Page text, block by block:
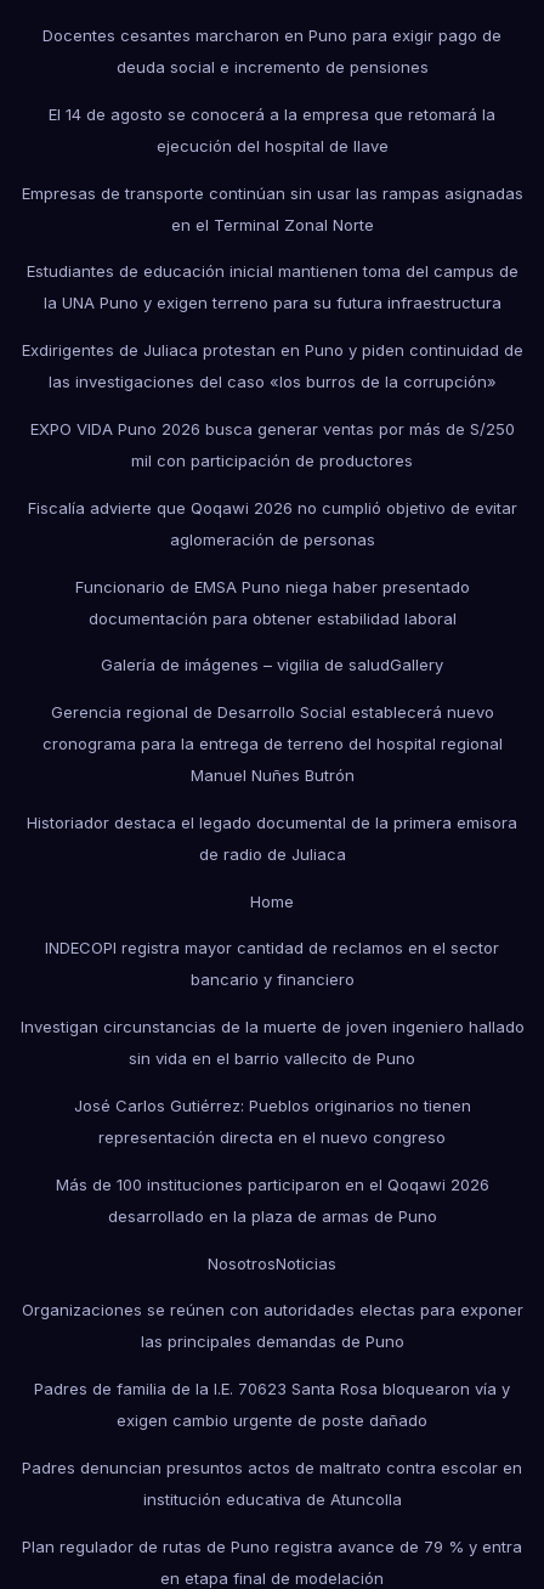
Docentes cesantes marcharon en Puno para exigir pago de
deuda social e incremento de pensiones
El 14 de agosto se conocerá a la empresa que retomará la
ejecución del hospital de Ilave
Empresas de transporte continúan sin usar las rampas asignadas
en el Terminal Zonal Norte
Estudiantes de educación inicial mantienen toma del campus de
la UNA Puno y exigen terreno para su futura infraestructura
Exdirigentes de Juliaca protestan en Puno y piden continuidad de
las investigaciones del caso «los burros de la corrupción»
EXPO VIDA Puno 2026 busca generar ventas por más de S/250
mil con participación de productores
Fiscalía advierte que Qoqawi 2026 no cumplió objetivo de evitar
aglomeración de personas
Funcionario de EMSA Puno niega haber presentado
documentación para obtener estabilidad laboral
Galería de imágenes – vigilia de saludGallery
Gerencia regional de Desarrollo Social establecerá nuevo
cronograma para la entrega de terreno del hospital regional
Manuel Nuñes Butrón
Historiador destaca el legado documental de la primera emisora
de radio de Juliaca
Home
INDECOPI registra mayor cantidad de reclamos en el sector
bancario y financiero
Investigan circunstancias de la muerte de joven ingeniero hallado
sin vida en el barrio vallecito de Puno
José Carlos Gutiérrez: Pueblos originarios no tienen
representación directa en el nuevo congreso
Más de 100 instituciones participaron en el Qoqawi 2026
desarrollado en la plaza de armas de Puno
NosotrosNoticias
Organizaciones se reúnen con autoridades electas para exponer
las principales demandas de Puno
Padres de familia de la I.E. 70623 Santa Rosa bloquearon vía y
exigen cambio urgente de poste dañado
Padres denuncian presuntos actos de maltrato contra escolar en
institución educativa de Atuncolla
Plan regulador de rutas de Puno registra avance de 79 % y entra
en etapa final de modelación